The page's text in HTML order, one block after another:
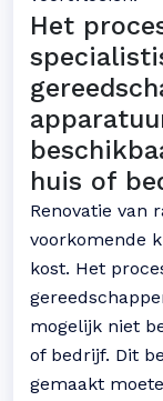
Het
huis of
Renovatie van
voorkomende
kost. Het
mogelijk niet
of bedrijf. Dit
gemaakt